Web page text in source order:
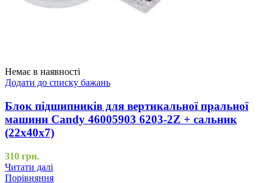
Немає в наявності
Додати до списку бажань
Блок підшипників для вертикальної пральної
машини Candy 46005903 6203-2Z + сальник
(22x40x7)
310 грн.
Читати далі
Порівняння